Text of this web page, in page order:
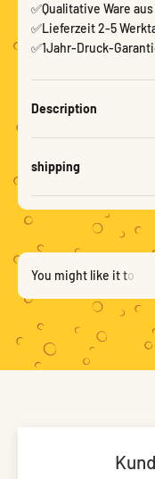
✅Qualitative Ware
✅Lieferzeit 2-5
✅1Jahr-Druck-
Description
shipping